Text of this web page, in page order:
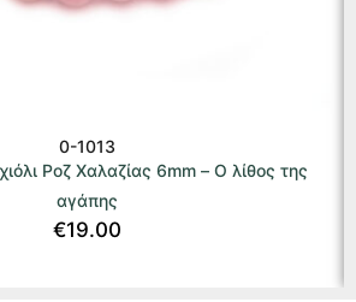
0-1013
Ροζ Χαλαζίας 6mm – Ο λίθος της
αγάπης
€19.00